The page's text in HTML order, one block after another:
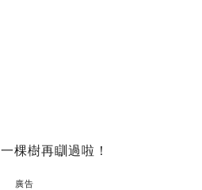
棵樹再瞓過啦！
廣告